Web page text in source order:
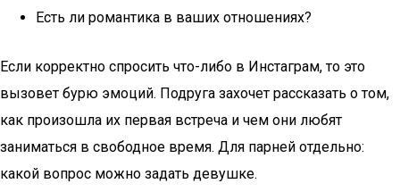
Есть ли романтика в ваших отношениях?
Если корректно спросить что-либо в Инстаграм, то это
вызовет бурю эмоций. Подруга захочет рассказать о том,
как произошла их первая встреча и чем они любят
заниматься в свободное время. Для парней отдельно:
какой вопрос можно задать девушке.